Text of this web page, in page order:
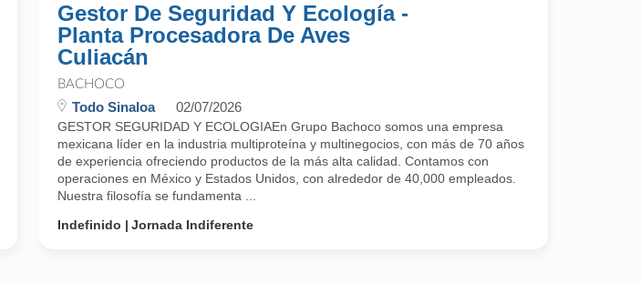
Gestor De Seguridad Y Ecología -
Planta Procesadora De Aves
Culiacán
BACHOCO
Todo Sinaloa 02/07/2026
GESTOR SEGURIDAD Y ECOLOGIAEn Grupo Bachoco somos una empresa
mexicana líder en la industria multiproteína y multinegocios, con más de 70 años
de experiencia ofreciendo productos de la más alta calidad. Contamos con
operaciones en México y Estados Unidos, con alrededor de 40,000 empleados.
Nuestra filosofía se fundamenta ...
Indefinido
Jornada Indiferente